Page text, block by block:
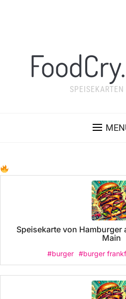
Speisekarte von Hamburger
Main
#burger #burger